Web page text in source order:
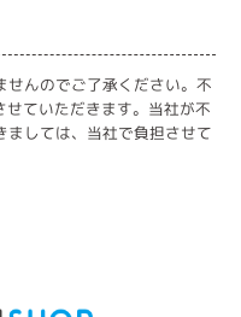
せんのでご了承ください。不
ていただきます。当社が不
ましては、当社で負担させて